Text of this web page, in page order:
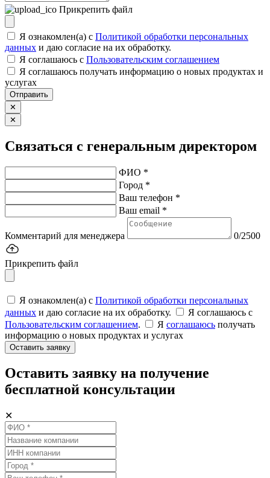
Прикрепить файл
Я ознакомлен(а) с Политикой обработки персональных
данных и даю согласие на их обработку.
Я соглашаюсь c Пользовательским соглашением
Я соглашаюсь получать информацию о новых продуктах и
услугах
Отправить
✕
✕
Связаться с генеральным директором
ФИО *
Город *
Ваш телефон *
Ваш email *
Комментарий для менеджера 0/2500
Прикрепить файл
Я ознакомлен(а) с Политикой обработки персональных
данных и даю согласие на их обработку.
Я соглашаюсь c
Пользовательским соглашением. Я соглашаюсь получать
информацию о новых продуктах и услугах
Оставить заявку
Оставить заявку на получение
бесплатной консультации
✕